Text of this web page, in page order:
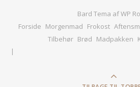
Bard Tema afWP
Forside Morgenmad Frokost
Tilbehør Brød Madpakken